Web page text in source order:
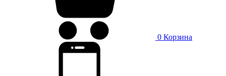
0 Корзина